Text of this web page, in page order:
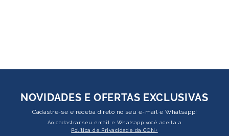
NOVIDADES E OFERTAS EXCLUSIVAS
Cadastre-se e receba direto no seu e-mail e Whatsapp!
Ao cadastrar seu email e Whatsapp você aceita a
Política de Privacidade da CCN+